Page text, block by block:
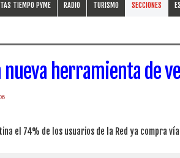
TIEMPO PYME RADIO TURISMO SECCIONES
herramienta de
el 74% de los usuarios de la Red ya compra